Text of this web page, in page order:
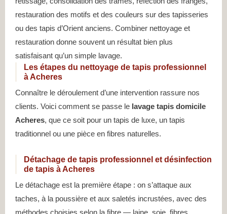
restauration des motifs et des couleurs sur des tapisseries
ou des tapis d’Orient anciens. Combiner nettoyage et
restauration donne souvent un résultat bien plus
satisfaisant qu’un simple lavage.
Les étapes du nettoyage de tapis professionnel
à Acheres
Connaître le déroulement d’une intervention rassure nos
clients. Voici comment se passe le lavage tapis domicile
Acheres, que ce soit pour un tapis de luxe, un tapis
traditionnel ou une pièce en fibres naturelles.
Détachage de tapis professionnel et désinfection
de tapis à Acheres
Le détachage est la première étape : on s’attaque aux
taches, à la poussière et aux saletés incrustées, avec des